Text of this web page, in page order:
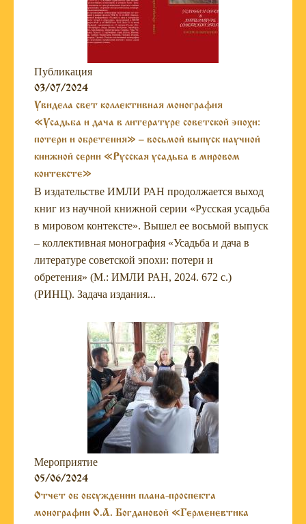
Публикация
03/07/2024
Увидела свет коллективная монография
«Усадьба и дача в литературе советской эпохи:
потери и обретения» – восьмой выпуск научной
книжной серии «Русская усадьба в мировом
контексте»
В издательстве ИМЛИ РАН продолжается выход
книг из научной книжной серии «Русская усадьба
в мировом контексте». Вышел ее восьмой выпуск
– коллективная монография «Усадьба и дача в
литературе советской эпохи: потери и
обретения» (М.: ИМЛИ РАН, 2024. 672 с.)
(РИНЦ). Задача издания...
Мероприятие
05/06/2024
Отчет об обсуждении плана-проспекта
монографии О.А. Богдановой «Герменевтика